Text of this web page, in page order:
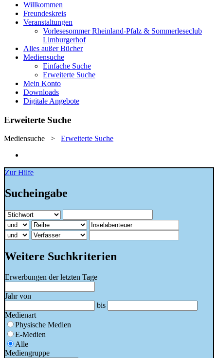
Willkommen
Freundeskreis
Veranstaltungen
Vorlesesommer Rheinland-Pfalz & Sommerleseclub
Limburgerhof
Alles außer Bücher
Mediensuche
Einfache Suche
Erweiterte Suche
Mein Konto
Downloads
Digitale Angebote
Erweiterte Suche
Mediensuche > Erweiterte Suche
Zur Hilfe
Sucheingabe
Weitere Suchkriterien
Erwerbungen der letzten Tage
Jahr von
bis
Medienart
Physische Medien
E-Medien
Alle
Mediengruppe